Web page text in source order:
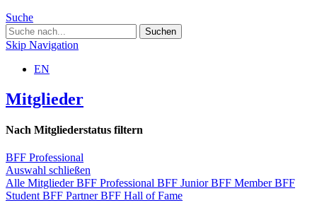
Suche
Skip Navigation
EN
Mitglieder
Nach Mitgliederstatus filtern
BFF Professional
Auswahl schließen
Alle MitgliederBFF Professional BFF JuniorBFF MemberBFF
Student BFF PartnerBFF Hall of Fame